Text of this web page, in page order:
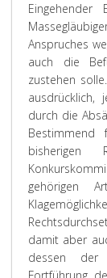
Anspruches
auch die
zustehen
ausdrücklich,
durch die
Bestimmend
gehörigen
damit aber
dessen der